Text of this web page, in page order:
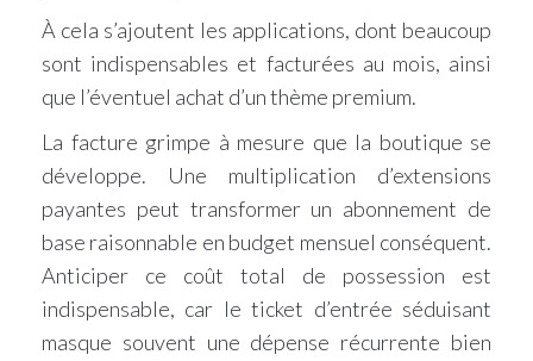
À cela s’ajoutent les applications, dont beaucoup
sont indispensables et facturées au mois, ainsi
que l’éventuel achat d’un thème premium.
La facture grimpe à mesure que la boutique se
développe. Une multiplication d’extensions
payantes peut transformer un abonnement de
base raisonnable en budget mensuel conséquent.
Anticiper ce coût total de possession est
indispensable, car le ticket d’entrée séduisant
masque souvent une dépense récurrente bien